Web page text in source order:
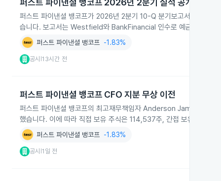
퍼스트 파이낸셜 뱅코프 2026년 2분기 실적 공개
퍼스트 파이낸셜 뱅코프가 2026년 2분기 10-Q 분기보고서를 제출
습니다. 보고서는 Westfield와 BankFinancial 인수로 예금과 대출이
퍼스트 파이낸셜 뱅코프 -1.83%
공시 |13시간 전
퍼스트 파이낸셜 뱅코프 CFO 지분 무상 이전
퍼스트 파이낸셜 뱅코프의 최고재무책임자 Anderson James M이
했습니다. 이에 따라 직접 보유 주식은 114,537주, 간접 보유는
퍼스트 파이낸셜 뱅코프 -1.83%
공시 |1일 전